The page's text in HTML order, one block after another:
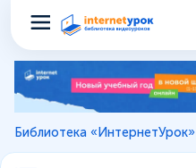
Библиотека «ИнтернетУрок»